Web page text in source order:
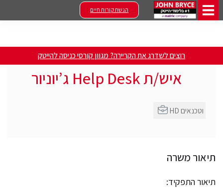
הגשת קורות חיים
רוצים לשדרג את הקריירה? מגוון קורסי כניסה להייטק
איש/ת Help Desk ג’יוניור
תיאור משרה
תיאור התפקיד: